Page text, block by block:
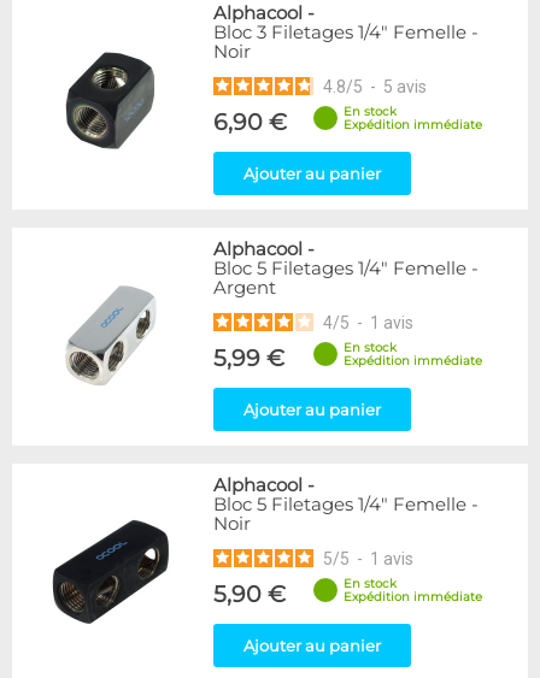
10
142
KooLance
Monsoon
9
Nanoxia
PrimoChill
9
31
216
Couleur
Blanc
36
2
2
Violet
4
Couleur
Alphacool -
Bloc 3 Filetages 1/4" Femelle -
Noir
4.8/5 - 5 avis
6,90 €
En stock
Expédition immédiate
Ajouter au panier
Alphacool -
Bloc 5 Filetages 1/4" Femelle -
Argent
4/5 - 1 avis
5,99 €
En stock
Expédition immédiate
Ajouter au panier
Alphacool -
Bloc 5 Filetages 1/4" Femelle -
Noir
5/5 - 1 avis
5,90 €
En stock
Expédition immédiate
Ajouter au panier